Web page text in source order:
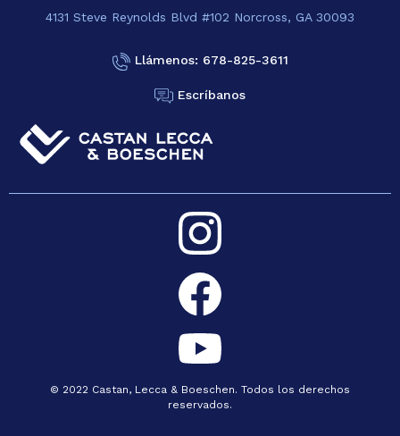
4131 Steve Reynolds Blvd #102 Norcross, GA 30093
Llámenos: 678-825-3611
Escríbanos
© 2022 Castan, Lecca & Boeschen. Todos los derechos
reservados.